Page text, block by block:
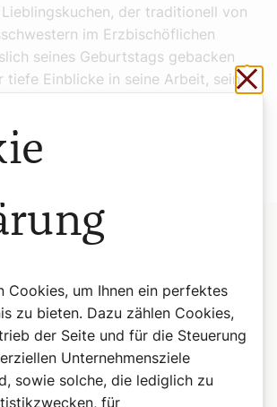
der traditionell von
im Erzbischöflichen
seines Geburtstags gebacken
tiefe Einblicke in seine Arbeit, sein
Privatleben als verheirateter
Cookies, um Ihnen ein perfektes
zu bieten. Dazu zählen Cookies,
der Seite und für die Steuerung
Unternehmensziele
sowie solche, die lediglich zu
für